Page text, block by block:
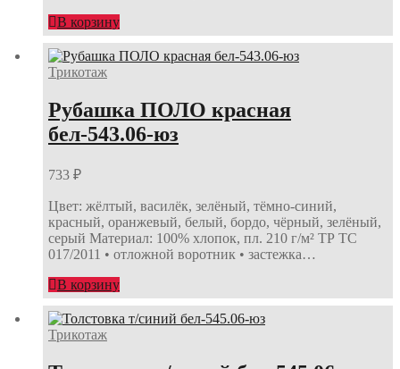
В корзину
Трикотаж
Рубашка ПОЛО красная
бел-543.06-юз
733 ₽
Цвет: жёлтый, василёк, зелёный, тёмно-синий,
красный, оранжевый, белый, бордо, чёрный, зелёный,
серый Материал: 100% хлопок, пл. 210 г/м² ТР ТС
017/2011 • отложной воротник • застежка…
В корзину
Трикотаж